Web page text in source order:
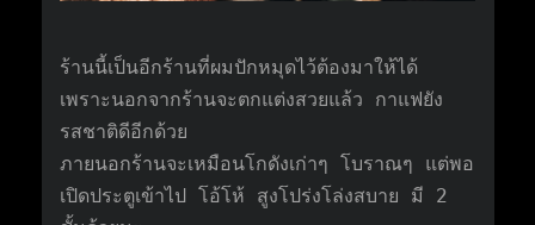
ร้านนี้เป็นอีกร้านที่ผมปักหมุดไว้ต้องมาให้ได้
เพราะนอกจากร้านจะตกแต่งสวยแล้ว กาแฟยัง
รสชาติดีอีกด้วย
ภายนอกร้านจะเหมือนโกดังเก่าๆ โบราณๆ แต่พอ
เปิดประตูเข้าไป โอ้โห้ สูงโปร่งโล่งสบาย มี 2